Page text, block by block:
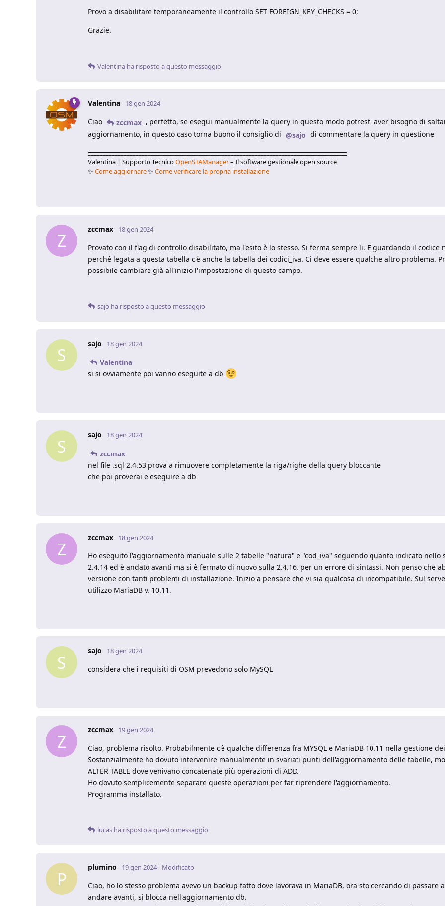
Provo a disabilitare temporaneamente il controllo SET FOREIGN_KEY_CHECKS = 0;
Grazie.
Valentina ha risposto a questo messaggio
Valentina 18 gen 2024
Ciao zccmax , perfetto, se esegui manualmente la query in questo modo potresti aver bisogno di
aggiornamento, in questo caso torna buono il consiglio di @sajo di commentare la query in questione
_______________________________________________________________________________________
Valentina | Supporto TecnicoOpenSTAManager– Il software gestionale open source
✨ Come aggiornare✨ Come verificare la propria installazione
Z
zccmax 18 gen 2024
Provato con il flag di controllo disabilitato, ma l'esito è lo stesso. Si ferma sempre li. E guardando il codice
perché legata a questa tabella c'è anche la tabella dei codici_iva. Ci deve essere qualche altro problema.
possibile cambiare già all'inizio l'impostazione di questo campo.
sajo ha risposto a questo messaggio
S
sajo 18 gen 2024
Valentina
si si ovviamente poi vanno eseguite a db
S
sajo 18 gen 2024
zccmax
nel file .sql 2.4.53 prova a rimuovere completamente la riga/righe della query bloccante
che poi proverai e eseguire a db
Z
zccmax 18 gen 2024
Ho eseguito l'aggiornamento manuale sulle 2 tabelle "natura" e "cod_iva" seguendo quanto indicato nello
2.4.14 ed è andato avanti ma si è fermato di nuovo sulla 2.4.16. per un errore di sintassi. Non penso che
versione con tanti problemi di installazione. Inizio a pensare che vi sia qualcosa di incompatibile. Sul
utilizzo MariaDB v. 10.11.
S
sajo 18 gen 2024
considera che i requisiti di OSM prevedono solo MySQL
Z
zccmax 19 gen 2024
Ciao, problema risolto. Probabilmente c'è qualche differenza fra MYSQL e MariaDB 10.11 nella gestione
Sostanzialmente ho dovuto intervenire manualmente in svariati punti dell'aggiornamento delle tabelle,
ALTER TABLE dove venivano concatenate più operazioni di ADD.
Ho dovuto semplicemente separare queste operazioni per far riprendere l'aggiornamento.
Programma installato.
lucas ha risposto a questo messaggio
P
plumino 19 gen 2024 Modificato
Ciao, ho lo stesso problema avevo un backup fatto dove lavorava in MariaDB, ora sto cercando di passare
andare avanti, si blocca nell'aggiornamento db.